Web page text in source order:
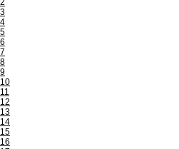
2
3
4
5
6
7
8
9
10
11
12
13
14
15
16